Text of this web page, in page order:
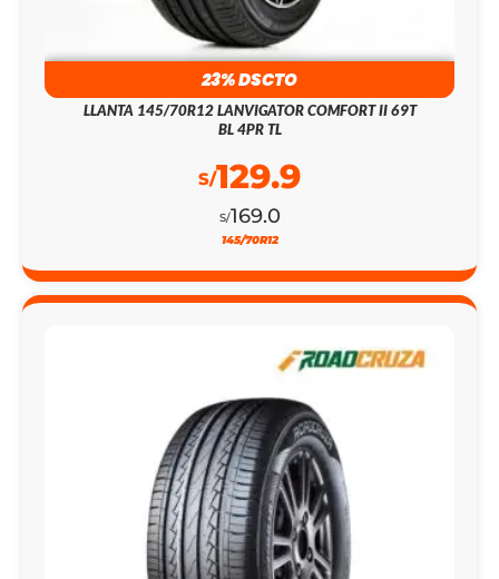
LLANTA 145/70R12 LANVIGATOR COMFORT II 69T
BL 4PR TL
S/169.0
S/129.9